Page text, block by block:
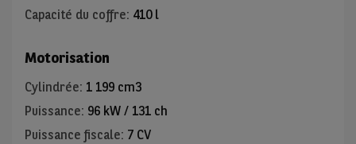
Capacité du coffre: 410 l
Motorisation
Cylindrée: 1 199 cm3
Puissance: 96 kW / 131 ch
Puissance fiscale: 7 CV